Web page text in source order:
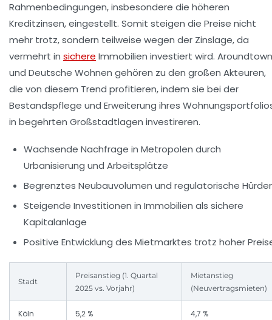
Rahmenbedingungen, insbesondere die höheren
Kreditzinsen, eingestellt. Somit steigen die Preise nicht
mehr trotz, sondern teilweise wegen der Zinslage, da
vermehrt in sichere Immobilien investiert wird. Aroundtown
und Deutsche Wohnen gehören zu den großen Akteuren,
die von diesem Trend profitieren, indem sie bei der
Bestandspflege und Erweiterung ihres
in begehrten Großstadtlagen investireren.
Wachsende Nachfrage in Metropolen durch
Urbanisierung und Arbeitsplätze
Begrenztes Neubauvolumen und regulatorische
Steigende Investitionen in Immobilien als sichere
Kapitalanlage
Positive Entwicklung des Mietmarktes trotz hoher
Stadt
Preisanstieg (1. Quartal
2025 vs. Vorjahr)
Mietanstieg
(Neuvertragsmieten)
Köln 5,2 % 4,7 %